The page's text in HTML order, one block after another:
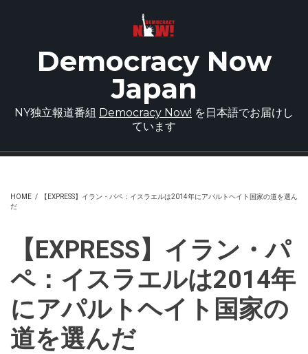
Democracy Now
Japan
NY独立報道番組 Democracy Now! を日本語でお届けし
ています
HOME /
【EXPRESS】イラン・パペ：イスラエルは2014年にアパルトヘイト国家の道を選ん
だ
【EXPRESS】イラン・パ
ペ：イスラエルは2014年
にアパルトヘイト国家の
道を選んだ